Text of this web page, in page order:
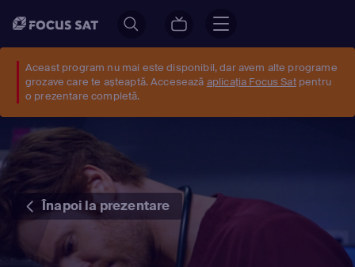
Aceast program nu mai este disponibil, dar avem alte programe
grozave care te așteaptă. Accesează aplicația Focus Satpentru
o prezentare completă.
Înapoi la prezentare